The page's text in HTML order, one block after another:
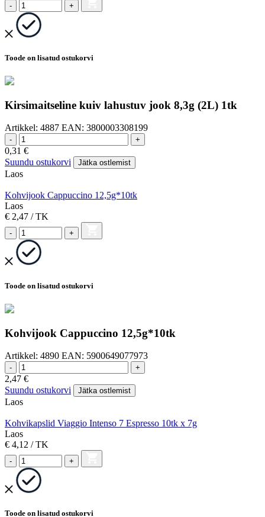
- +
Toode on lisatud ostukorvi
Kirsimaitseline kuiv lahustuv jook 8,3g (2L) 1tk
Artikkel: 4887 EAN: 3800003308199
- +
0,31 €
Suundu ostukorvi
Jätka ostlemist
Laos
Kohvijook Cappuccino 12,5g*10tk
Laos
€ 2,47 / TK
- +
Toode on lisatud ostukorvi
Kohvijook Cappuccino 12,5g*10tk
Artikkel: 4890 EAN: 5900649077973
- +
2,47 €
Suundu ostukorvi
Jätka ostlemist
Laos
Kohvikapslid Viaggio Intenso 7 Espresso 10tk x 7g
Laos
€ 4,12 / TK
- +
Toode on lisatud ostukorvi